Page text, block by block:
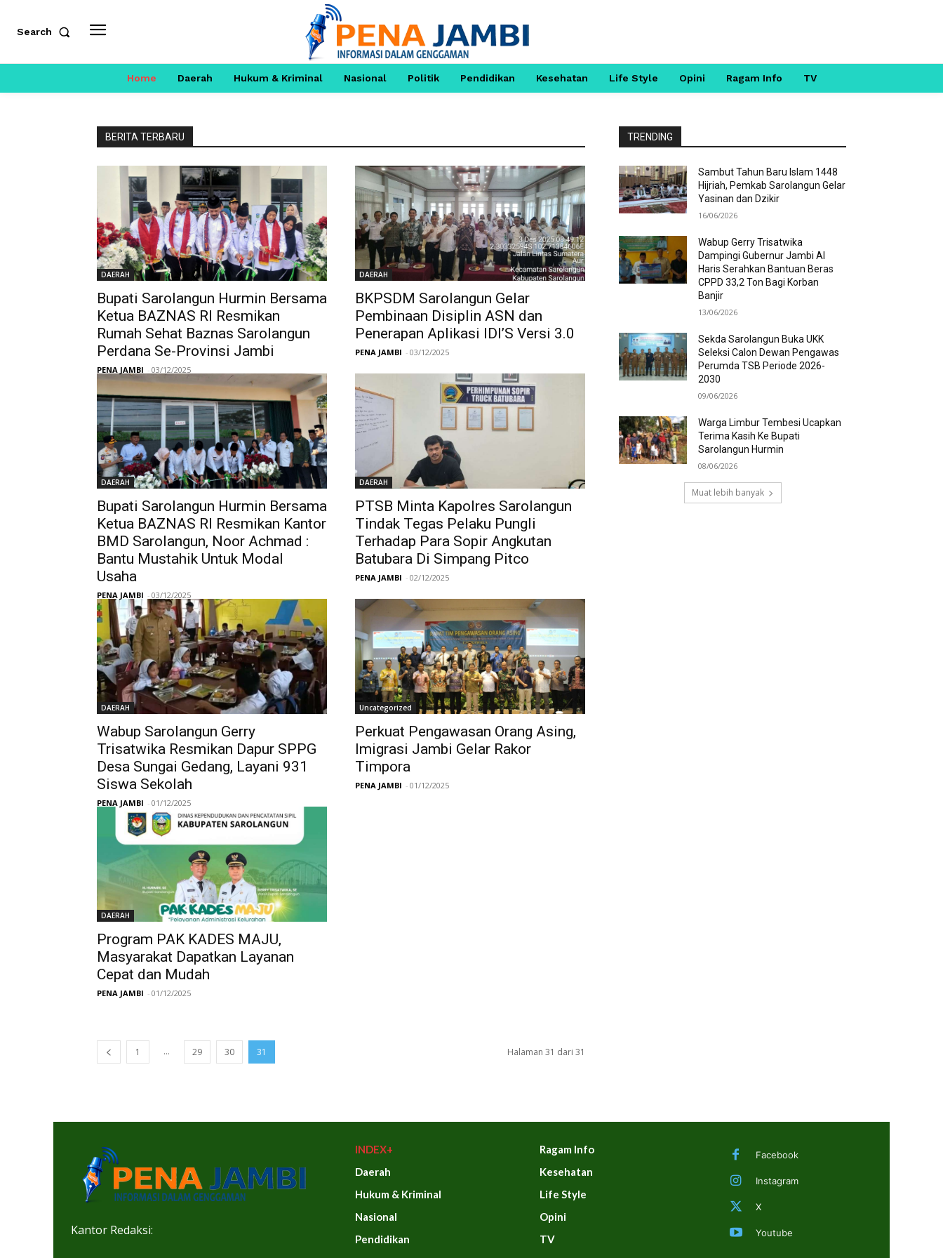
Search
Home Daerah Hukum & Kriminal Nasional Politik Pendidikan Kesehatan Life Style Opini Ragam Info TV
BERITA TERBARU
DAERAH
Bupati Sarolangun Hurmin Bersama
Ketua BAZNAS RI Resmikan
Rumah Sehat Baznas Sarolangun
Perdana Se-Provinsi Jambi
PENA JAMBI - 03/12/2025
DAERAH
BKPSDM Sarolangun Gelar
Pembinaan Disiplin ASN dan
Penerapan Aplikasi IDI’S Versi 3.0
PENA JAMBI - 03/12/2025
DAERAH
Bupati Sarolangun Hurmin Bersama
Ketua BAZNAS RI Resmikan Kantor
BMD Sarolangun, Noor Achmad :
Bantu Mustahik Untuk Modal
Usaha
PENA JAMBI - 03/12/2025
DAERAH
PTSB Minta Kapolres Sarolangun
Tindak Tegas Pelaku Pungli
Terhadap Para Sopir Angkutan
Batubara Di Simpang Pitco
PENA JAMBI - 02/12/2025
DAERAH
Wabup Sarolangun Gerry
Trisatwika Resmikan Dapur SPPG
Desa Sungai Gedang, Layani 931
Siswa Sekolah
PENA JAMBI - 01/12/2025
Uncategorized
Perkuat Pengawasan Orang Asing,
Imigrasi Jambi Gelar Rakor
Timpora
PENA JAMBI - 01/12/2025
DAERAH
Program PAK KADES MAJU,
Masyarakat Dapatkan Layanan
Cepat dan Mudah
PENA JAMBI - 01/12/2025
1 ... 29 30 31 Halaman 31 dari 31
TRENDING
Sambut Tahun Baru Islam 1448
Hijriah, Pemkab Sarolangun Gelar
Yasinan dan Dzikir
16/06/2026
Wabup Gerry Trisatwika
Dampingi Gubernur Jambi Al
Haris Serahkan Bantuan Beras
CPPD 33,2 Ton Bagi Korban
Banjir
13/06/2026
Sekda Sarolangun Buka UKK
Seleksi Calon Dewan Pengawas
Perumda TSB Periode 2026-
2030
09/06/2026
Warga Limbur Tembesi Ucapkan
Terima Kasih Ke Bupati
Sarolangun Hurmin
08/06/2026
Muat lebih banyak
Kantor Redaksi:
INDEX+
Daerah
Hukum & Kriminal
Nasional
Pendidikan
Ragam Info
Kesehatan
Life Style
Opini
TV
Facebook
Instagram
X
Youtube